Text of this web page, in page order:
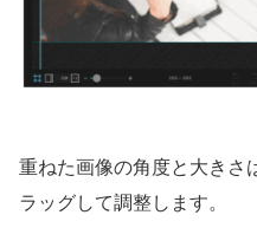
重ねた画像の角度と大きさ
ラッグして調整します。